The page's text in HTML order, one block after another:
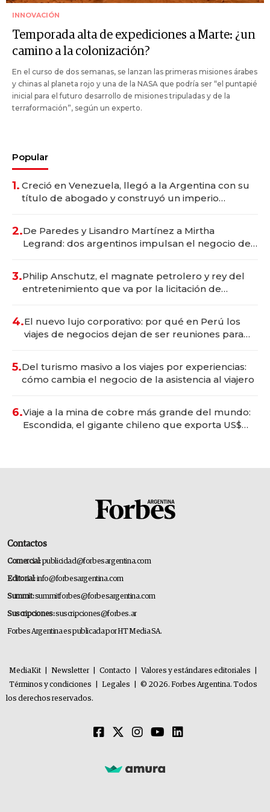
INNOVACIÓN
Temporada alta de expediciones a Marte: ¿un
camino a la colonización?
En el curso de dos semanas, se lanzan las primeras misiones árabes
y chinas al planeta rojo y una de la NASA que podría ser “el puntapié
inicial para el futuro desarrollo de misiones tripuladas y de la
terraformación”, según un experto.
Popular
1. Creció en Venezuela, llegó a la Argentina con su
título de abogado y construyó un imperio
2.De Paredes y Lisandro Martínez a Mirtha
Legrand: dos argentinos impulsan el negocio del
3.Philip Anschutz, el magnate petrolero y rey del
entretenimiento que va por la licitación de
4.El nuevo lujo corporativo: por qué en Perú los
viajes de negocios dejan de ser reuniones para
5.Del turismo masivo a los viajes por experiencias:
cómo cambia el negocio de la asistencia al viajero
6.Viaje a la mina de cobre más grande del mundo:
Escondida, el gigante chileno que exporta US$
Contactos
Comercial:publicidad@forbesargentina.com
Editorial:info@forbesargentina.com
Summit:summitforbes@forbesargentina.com
Suscripciones:suscripciones@forbes.ar
Forbes Argentina es publicada por HT Media SA.
MediaKit Newsletter Contacto Valores y estándares editoriales
Términos y condiciones
Legales
© 2026. Forbes Argentina. Todos
los derechos reservados.